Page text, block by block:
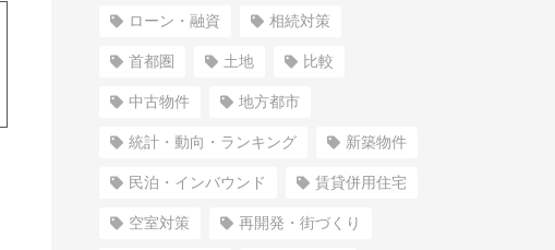
ローン・融資 相続対策
首都圏 土地 比較
中古物件 地方都市
統計・動向・ランキング 新築物件
民泊・インバウンド 賃貸併用住宅
空室対策 再開発・街づくり